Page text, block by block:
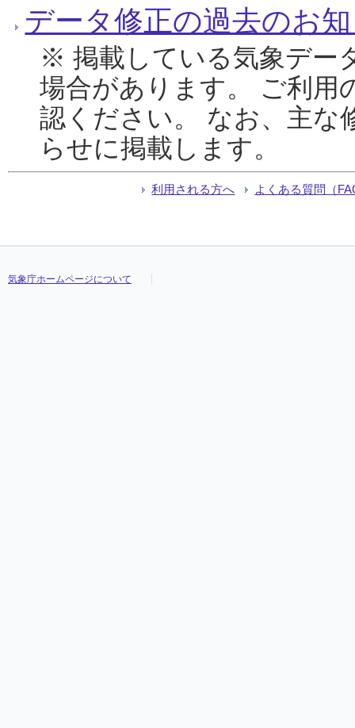
データ修正の過去のお
※ 掲載している気象デー
場合があります。 ご利用
認ください。 なお、主な
らせに掲載します。
利用される方へ よくある質問（
気象庁ホームページについて